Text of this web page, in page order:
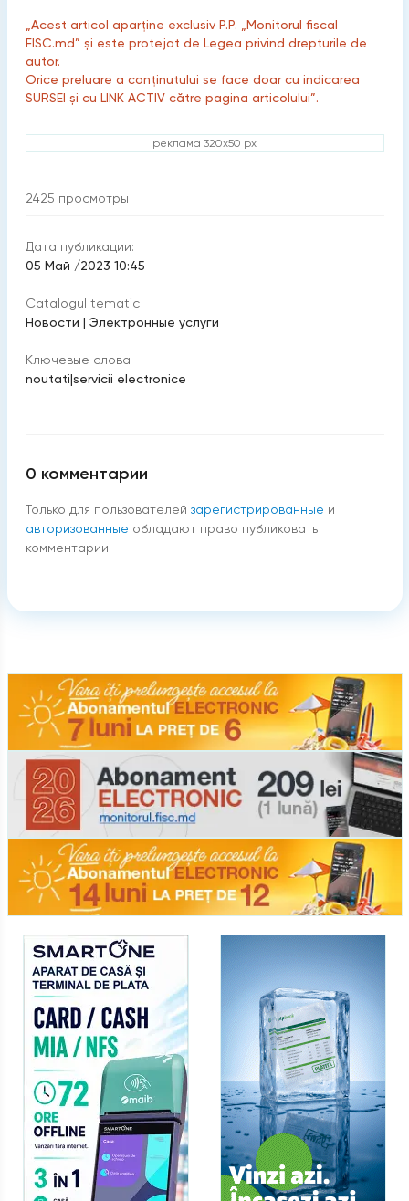
„Acest articol aparține exclusiv P.P. „Monitorul fiscal
FISC.md” și este protejat de Legea privind drepturile de
autor.
Orice preluare a conținutului se face doar cu indicarea
SURSEI și cu LINK ACTIV către pagina articolului”.
реклама 320x50 px
2425 просмотры
Дата публикации:
05 Май /2023 10:45
Catalogul tematic
Новости | Электронные услуги
Ключевые слова
noutati|servicii electronice
0 комментарии
Только для пользователей зарегистрированные и
авторизованные обладают право публиковать
комментарии